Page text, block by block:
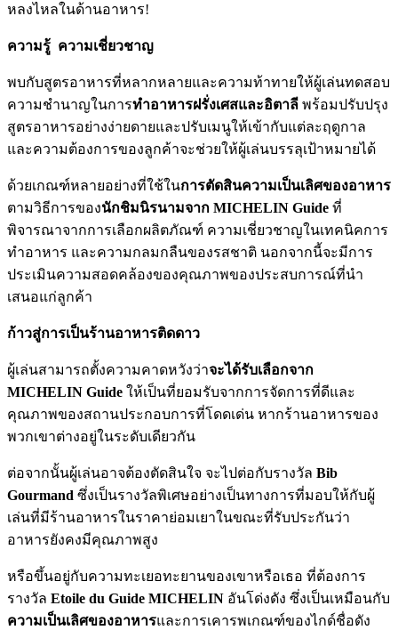
หลงไหลในด้านอาหาร!
ความรู้ ความเชี่ยวชาญ
พบกับสูตรอาหารที่หลากหลายและความท้าทายให้ผู้เล่นทดสอบ
ความชำนาญในการทำอาหารฝรั่งเศสและอิตาลี พร้อมปรับปรุง
สูตรอาหารอย่างง่ายดายและปรับเมนูให้เข้ากับแต่ละฤดูกาล
และความต้องการของลูกค้าจะช่วยให้ผู้เล่นบรรลุเป้าหมายได้
ด้วยเกณฑ์หลายอย่างที่ใช้ในการตัดสินความเป็นเลิศของอาหาร
ตามวิธีการของนักชิมนิรนามจาก MICHELIN Guide ที่
พิจารณาจากการเลือกผลิตภัณฑ์ ความเชี่ยวชาญในเทคนิคการ
ทำอาหาร และความกลมกลืนของรสชาติ นอกจากนี้จะมีการ
ประเมินความสอดคล้องของคุณภาพของประสบการณ์ที่นำ
เสนอแก่ลูกค้า
ก้าวสู่การเป็นร้านอาหารติดดาว
ผู้เล่นสามารถตั้งความคาดหวังว่าจะได้รับเลือกจาก
MICHELIN Guide ให้เป็นที่ยอมรับจากการจัดการที่ดีและ
คุณภาพของสถานประกอบการที่โดดเด่น หากร้านอาหารของ
พวกเขาต่างอยู่ในระดับเดียวกัน
ต่อจากนั้นผู้เล่นอาจต้องตัดสินใจ จะไปต่อกับรางวัล Bib
Gourmand ซึ่งเป็นรางวัลพิเศษอย่างเป็นทางการที่มอบให้กับผู้
เล่นที่มีร้านอาหารในราคาย่อมเยาในขณะที่รับประกันว่า
อาหารยังคงมีคุณภาพสูง
หรือขึ้นอยู่กับความทะเยอทะยานของเขาหรือเธอ ที่ต้องการ
รางวัล Etoile du Guide MICHELIN อันโด่งดัง ซึ่งเป็นเหมือนกับ
ความเป็นเลิศของอาหารและการเคารพเกณฑ์ของไกด์ชื่อดัง